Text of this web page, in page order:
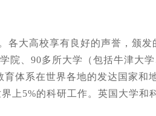
大高校享有良好的声誉，颁发
院、90多所大学（包括牛津大
体系在世界各地的发达国家
上5%的科研工作。英国大学